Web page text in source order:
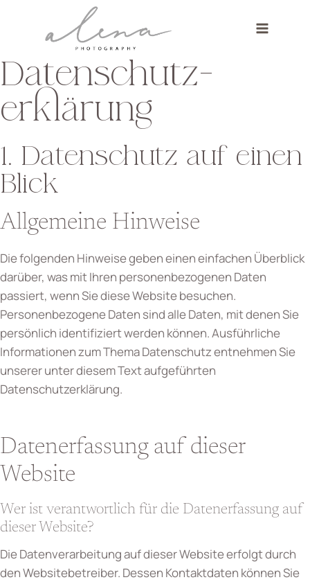
springen
Datenschutz­
erklärung
1. Datenschutz auf einen
Blick
Allgemeine Hinweise
Die folgenden Hinweise geben einen einfachen Überblick
darüber, was mit Ihren personenbezogenen Daten
passiert, wenn Sie diese Website besuchen.
Personenbezogene Daten sind alle Daten, mit denen Sie
persönlich identifiziert werden können. Ausführliche
Informationen zum Thema Datenschutz entnehmen Sie
unserer unter diesem Text aufgeführten
Datenschutzerklärung.
Datenerfassung auf dieser
Website
Wer ist verantwortlich für die Datenerfassung auf
dieser Website?
Die Datenverarbeitung auf dieser Website erfolgt durch
den Websitebetreiber. Dessen Kontaktdaten können Sie